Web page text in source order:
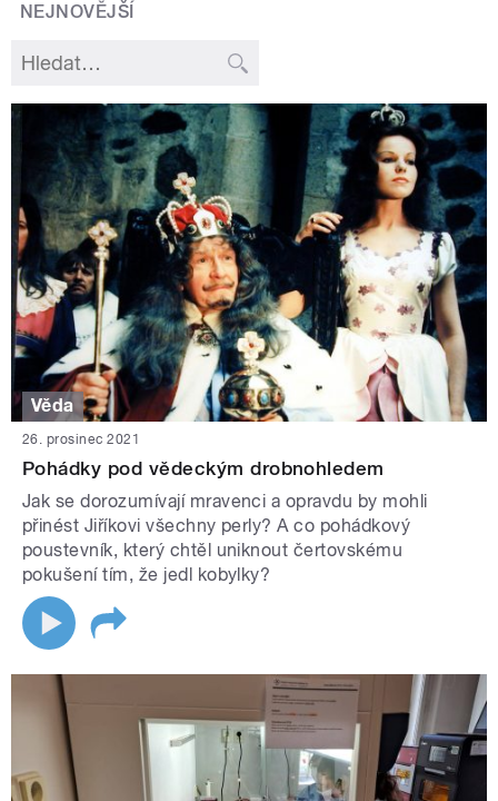
NEJNOVĚJŠÍ
Věda
26. prosinec 2021
Pohádky pod vědeckým drobnohledem
Jak se dorozumívají mravenci a opravdu by mohli
přinést Jiříkovi všechny perly? A co pohádkový
poustevník, který chtěl uniknout čertovskému
pokušení tím, že jedl kobylky?